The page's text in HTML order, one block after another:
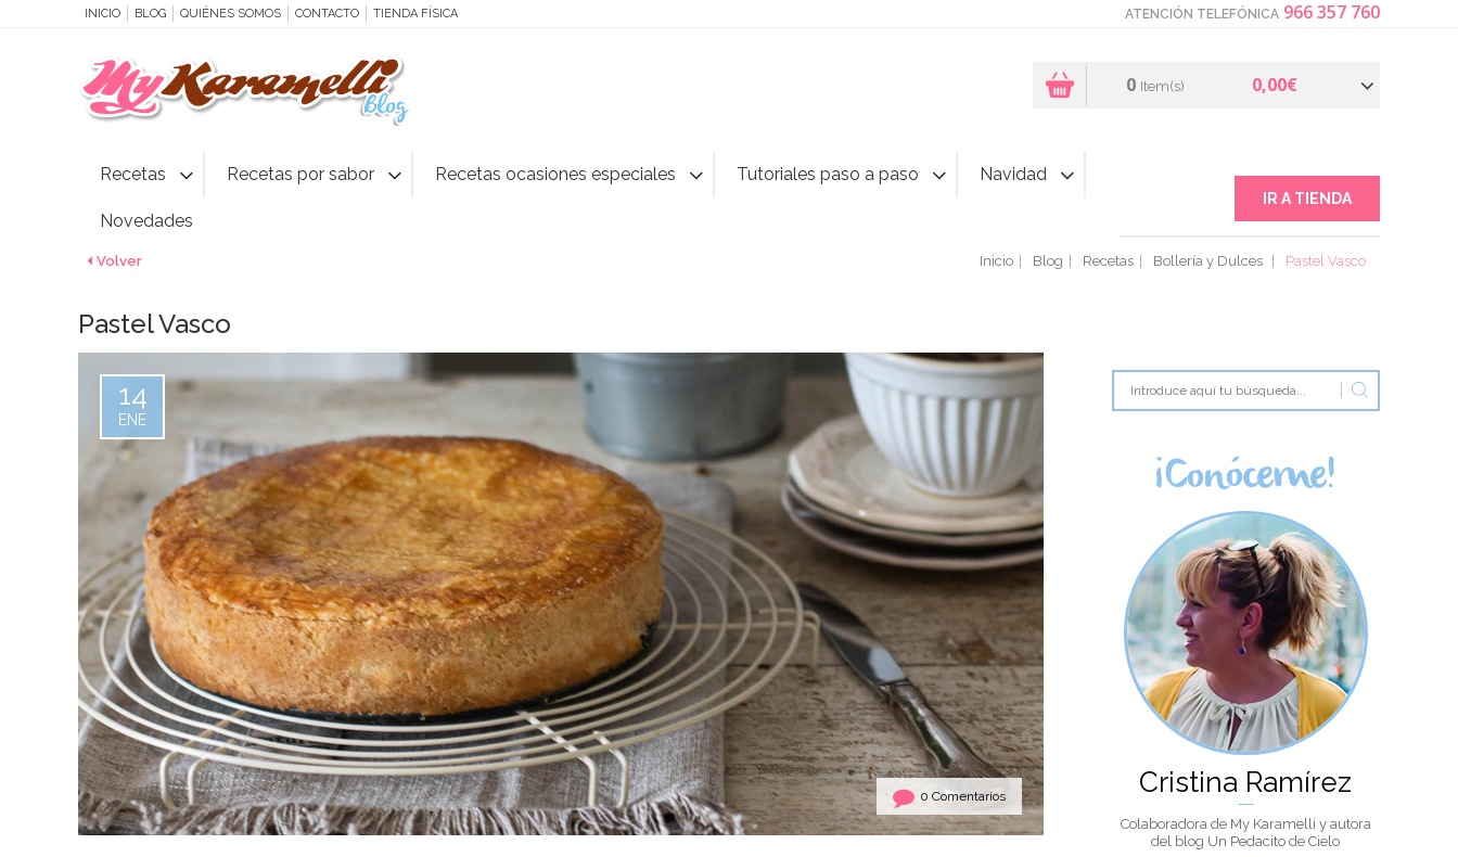
INICIO BLOG QUIÉNES SOMOS CONTACTO TIENDA FÍSICA ATENCIÓN TELEFÓNICA 966 357 760
0 Item(s) 0,00€
Recetas Recetas por sabor Recetas ocasiones especiales Tutoriales paso a paso Navidad
Novedades
IR A TIENDA
Volver Inicio Blog Recetas Bollería y Dulces Pastel Vasco
Pastel Vasco
14
ENE
0 Comentarios
¡Conóceme!
Cristina Ramírez
Colaboradora de My Karamelli y autora
del blog Un Pedacito de Cielo